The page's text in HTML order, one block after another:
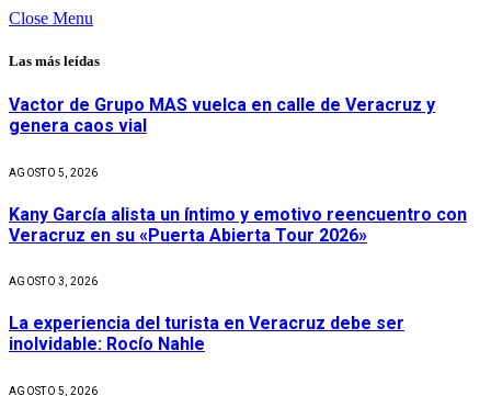
Close Menu
Las más leídas
Vactor de Grupo MAS vuelca en calle de Veracruz y
genera caos vial
AGOSTO 5, 2026
Kany García alista un íntimo y emotivo reencuentro con
Veracruz en su «Puerta Abierta Tour 2026»
AGOSTO 3, 2026
La experiencia del turista en Veracruz debe ser
inolvidable: Rocío Nahle
AGOSTO 5, 2026